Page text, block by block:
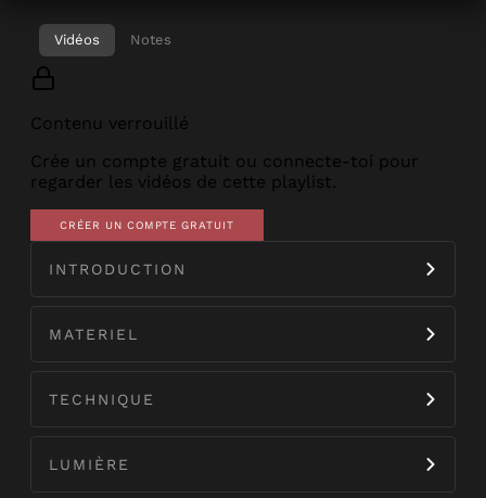
Vidéos Notes
Contenu verrouillé
Crée un compte gratuit ou connecte-toi pour
regarder les vidéos de cette playlist.
CRÉER UN COMPTE GRATUIT
INTRODUCTION
MATERIEL
TECHNIQUE
LUMIÈRE